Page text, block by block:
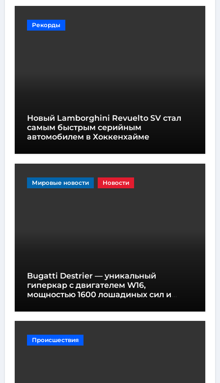
Рекорды
Новый Lamborghini Revuelto SV стал
самым быстрым серийным
автомобилем в Хоккенхайме
Мировые новости Новости
Bugatti Destrier — уникальный
гиперкар с двигателем W16,
мощностью 1600 лошадиных сил и
Происшествия